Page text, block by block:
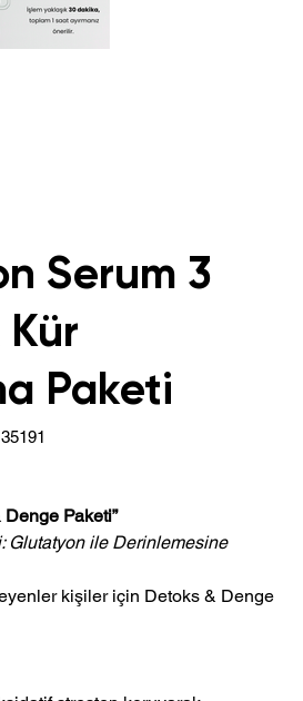
Serum 3
Kür
Paketi
Denge Paketi”
Glutatyon ile Derinlemesine
kişiler için Detoks & Denge